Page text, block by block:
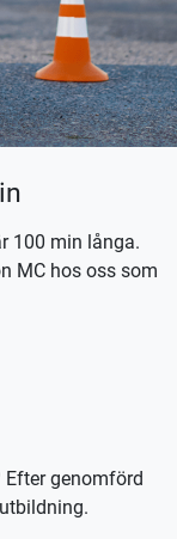
100 min långa.
MC hos oss som
körkortstillstånd
praxis.
genomförd